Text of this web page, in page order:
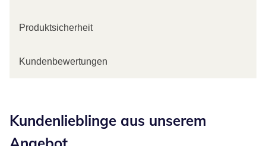
Produktsicherheit
Kundenbewertungen
Kundenlieblinge aus unserem